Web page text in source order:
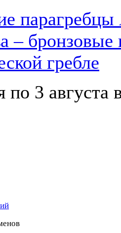
–
гребле
3 августа